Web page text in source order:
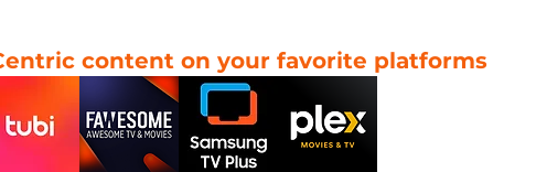
content on your favorite platforms